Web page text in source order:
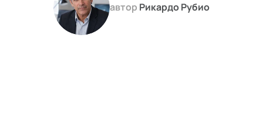
автор Рикардо Рубио